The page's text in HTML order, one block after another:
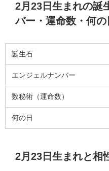
2月23日生まれの誕
バー・運命数・何の
誕生石
エンジェルナンバー
数秘術（運命数）
何の日
2月23日生まれと相